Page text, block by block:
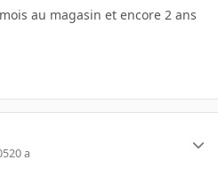
au magasin et encore 2 ans
20 a